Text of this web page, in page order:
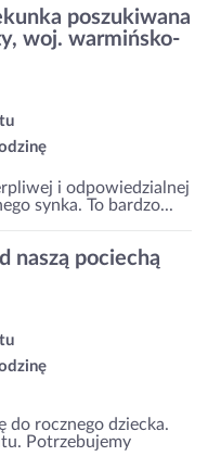
poszukiwana
woj. warmińsko-
i odpowiedzialnej
synka. To bardzo...
naszą pociechą
do rocznego dziecka.
Potrzebujemy